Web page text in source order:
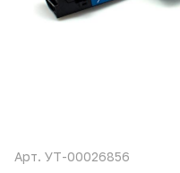
Арт. УТ-00026856